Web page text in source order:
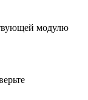
модулю